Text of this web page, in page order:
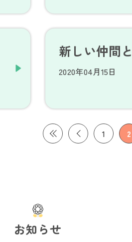
新しい仲間
2020年04月15日
1 2
お知らせ